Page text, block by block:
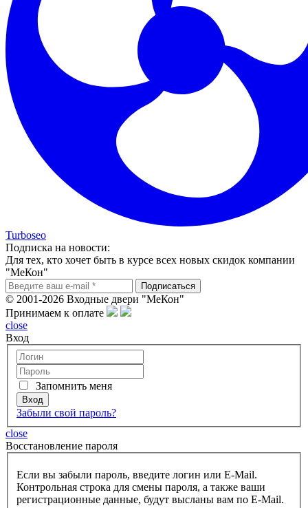
Turboseo
Подписка на новости:
Для тех, кто хочет быть в курсе всех новых скидок компании
"МеКон"
© 2001-2026 Входные двери "МеКон"
Принимаем к оплате
close
Вход
Запомнить меня
Забыли свой пароль?
close
Восcтановление пароля
Если вы забыли пароль, введите логин или E-Mail.
Контрольная строка для смены пароля, а также ваши
регистрационные данные, будут высланы вам по E-Mail.